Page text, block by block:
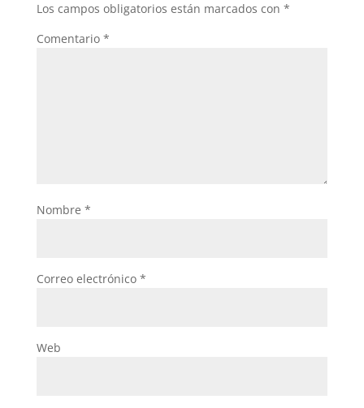
Los campos obligatorios están marcados con *
Comentario *
Nombre *
Correo electrónico *
Web